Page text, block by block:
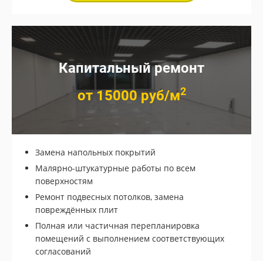
Капитальный ремонт
от 15000 руб/м2
Замена напольных покрытий
Малярно-штукатурные работы по всем
поверхностям
Ремонт подвесных потолков, замена
повреждённых плит
Полная или частичная перепланировка
помещений с выполнением соответствующих
согласований